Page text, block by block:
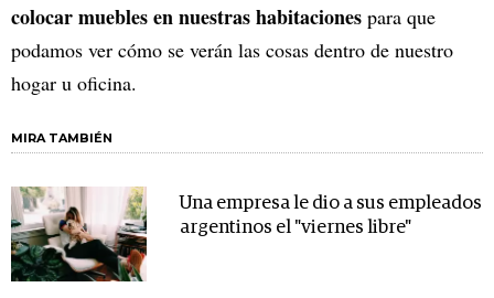
colocar muebles en nuestras habitaciones para que
podamos ver cómo se verán las cosas dentro de nuestro
hogar u oficina.
MIRA TAMBIÉN
Una empresa le dio a sus empleados
argentinos el "viernes libre"